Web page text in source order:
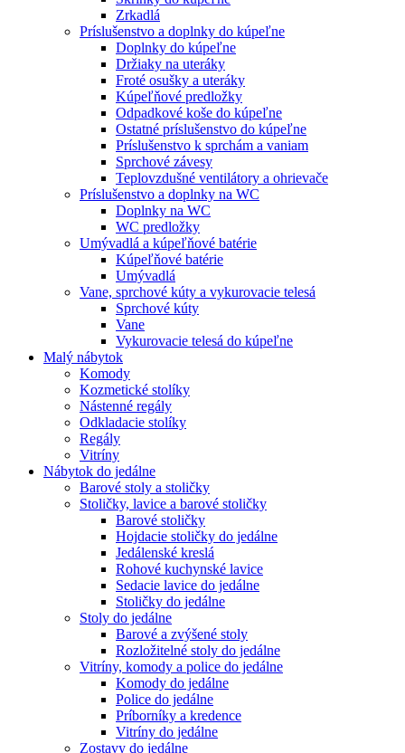
Zrkadlá
Príslušenstvo a doplnky do kúpeľne
Doplnky do kúpeľne
Držiaky na uteráky
Froté osušky a uteráky
Kúpeľňové predložky
Odpadkové koše do kúpeľne
Ostatné príslušenstvo do kúpeľne
Príslušenstvo k sprchám a vaniam
Sprchové závesy
Teplovzdušné ventilátory a ohrievače
Príslušenstvo a doplnky na WC
Doplnky na WC
WC predložky
Umývadlá a kúpeľňové batérie
Kúpeľňové batérie
Umývadlá
Vane, sprchové kúty a vykurovacie telesá
Sprchové kúty
Vane
Vykurovacie telesá do kúpeľne
Malý nábytok
Komody
Kozmetické stolíky
Nástenné regály
Odkladacie stolíky
Regály
Vitríny
Nábytok do jedálne
Barové stoly a stoličky
Stoličky, lavice a barové stoličky
Barové stoličky
Hojdacie stoličky do jedálne
Jedálenské kreslá
Rohové kuchynské lavice
Sedacie lavice do jedálne
Stoličky do jedálne
Stoly do jedálne
Barové a zvýšené stoly
Rozložitelné stoly do jedálne
Vitríny, komody a police do jedálne
Komody do jedálne
Police do jedálne
Príborníky a kredence
Vitríny do jedálne
Zostavy do jedálne